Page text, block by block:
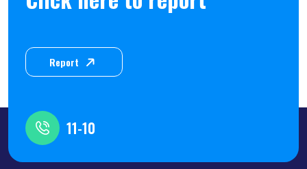
Report
11-10